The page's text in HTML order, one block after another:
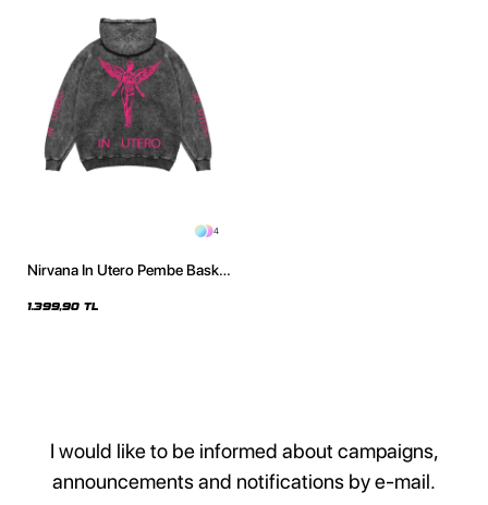
4
Nirvana In Utero Pembe Baskılı
Hoodie
1.399,90 TL
I would like to be informed about campaigns,
announcements and notifications by e-mail.